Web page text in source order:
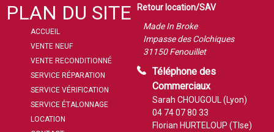
PLAN DU SITE
ACCUEIL
VENTE NEUF
VENTE RECONDITIONNÉ
SERVICE RÉPARATION
SERVICE VÉRIFICATION
SERVICE ÉTALONNAGE
LOCATION
Retour location/SAV
Made In Broke
Impasse des Colchiques
31150 Fenouillet
Téléphone des
Commerciaux
Sarah CHOUGOUL (Lyon)
04 74 07 80 33
Florian HURTELOUP (Tlse)